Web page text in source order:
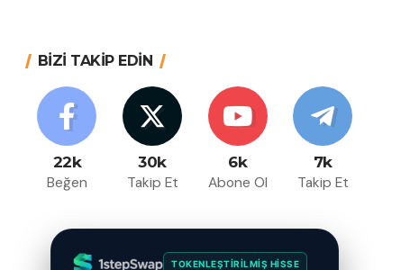
BİZİ TAKİP EDİN
22k
Beğen
30k
Takip Et
6k
Abone Ol
7k
Takip Et
TOKENLEŞTIRILMIŞ HISSE